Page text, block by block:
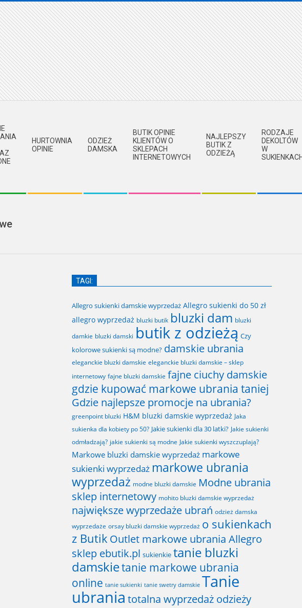
HURTOWNIA
OPINIE
ODZIEŻ
DAMSKA
BUTIK OPINIE
KLIENTÓW O
SKLEPACH
INTERNETOWYCH
NAJLEPSZY
BUTIK Z
ODZIEŻĄ
RODZAJE
DEKOLTÓW
W
TAGI:
Allegro sukienki damskie wyprzedaż Allegro sukienki do 50 zł
allegro wyprzedaż bluzki butik bluzki dam bluzki
damkie bluzki damski butik z odzieżą Czy
kolorowe sukienki są modne? damskie ubrania
eleganckie bluzki damskie eleganckie bluzki damskie – sklep
internetowy fajne bluzki damskie fajne ciuchy damskie
gdzie kupować markowe ubrania taniej
Gdzie najlepsze promocje na ubrania?
greenpoint bluzki H&M bluzki damskie wyprzedaż Jaka
sukienka dla kobiety po 50? Jakie sukienki dla 30 latki? Jakie sukienki
odmładzają? jakie sukienki są modne Jakie sukienki wyszczuplają?
Markowe bluzki damskie wyprzedaż markowe
sukienki wyprzedaż markowe ubrania
wyprzedaż modne bluzki damskie Modne ubrania
sklep internetowy mohito bluzki damskie wyprzedaż
największe wyprzedaże ubrań odzież damska
wyprzedaże orsay bluzki damskie wyprzedaż o sukienkach
z Butik Outlet markowe ubrania Allegro
sklep ebutik.pl sukienkie tanie bluzki
damskietanie markowe ubrania
online tanie sukienki tanie swetry damskie Tanie
ubrania totalna wyprzedaż odzieży